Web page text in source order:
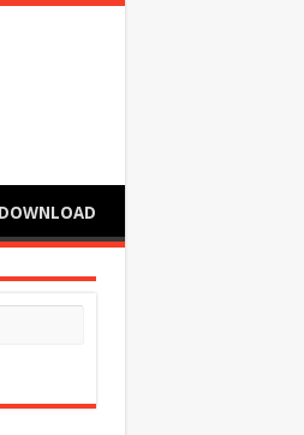
DOWNLOAD